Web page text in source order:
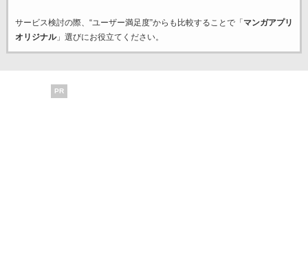
サービス検討の際、“ユーザー満足度”からも比較することで「 マンガアプリ
オリジナル」選びにお役立てください。
PR